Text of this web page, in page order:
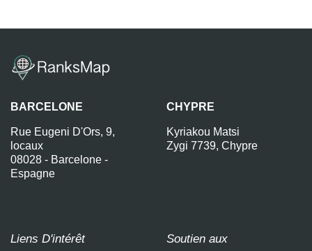
BARCELONE
Rue Eugeni D'Ors, 9,
locaux
08028 - Barcelone -
Espagne
CHYPRE
Kyriakou Matsi
Zygi 7739, Chypre
Liens D'intérêt
Soutien aux